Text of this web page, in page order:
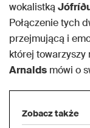
wokalistką
Połączenie tych
przejmującą i
której towarzyszy
Arnalds mówi o
Zobacz także